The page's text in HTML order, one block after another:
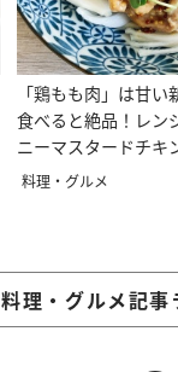
「鶏もも肉」は甘い
食べると絶品！レン
ニーマスタードチキ
料理・グルメ
料理・グルメ記事